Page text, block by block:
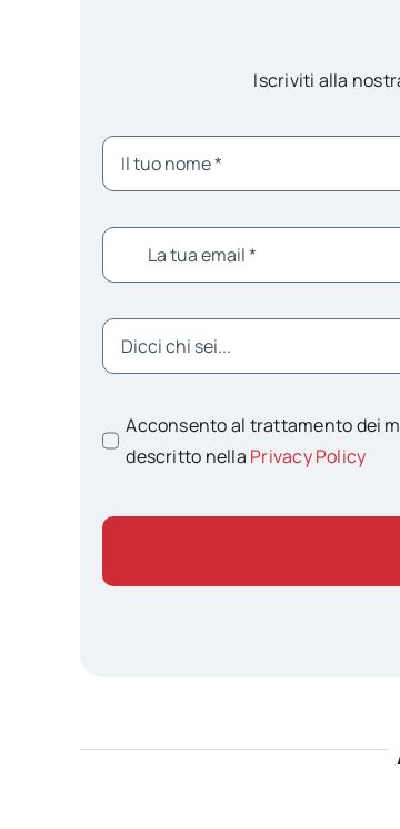
Iscriviti alla
Acconsento al trattamento dei
descritto nella Privacy Policy